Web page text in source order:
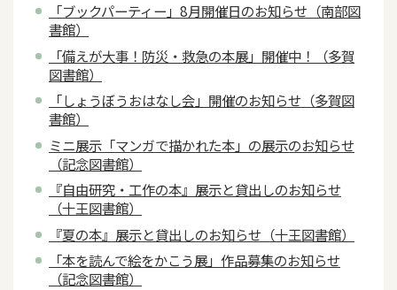
「ブックパーティー」8月開催日のお知らせ（南部図
書館）
「備えが大事！防災・救急の本展」開催中！（多賀
図書館）
「しょうぼうおはなし会」開催のお知らせ（多賀図
書館）
ミニ展示「マンガで描かれた本」の展示のお知らせ
（記念図書館）
『自由研究・工作の本』展示と貸出しのお知らせ
（十王図書館）
『夏の本』展示と貸出しのお知らせ（十王図書館）
「本を読んで絵をかこう展」作品募集のお知らせ
（記念図書館）